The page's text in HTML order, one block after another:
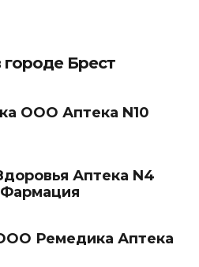
городе Брест
ООО Аптека N10
Аптека N4
Ремедика Аптека